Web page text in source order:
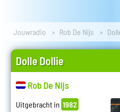
Jouwradio Rob De Nijs
Dolle Dollie
Rob De Nijs
Uitgebracht in 1982